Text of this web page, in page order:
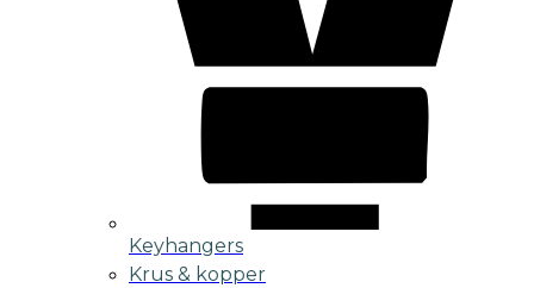
Keyhangers
Krus & kopper